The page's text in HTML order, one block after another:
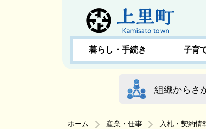
暮らし・手続き 子育
組織からさ
ホーム 産業・仕事 入札・契約情